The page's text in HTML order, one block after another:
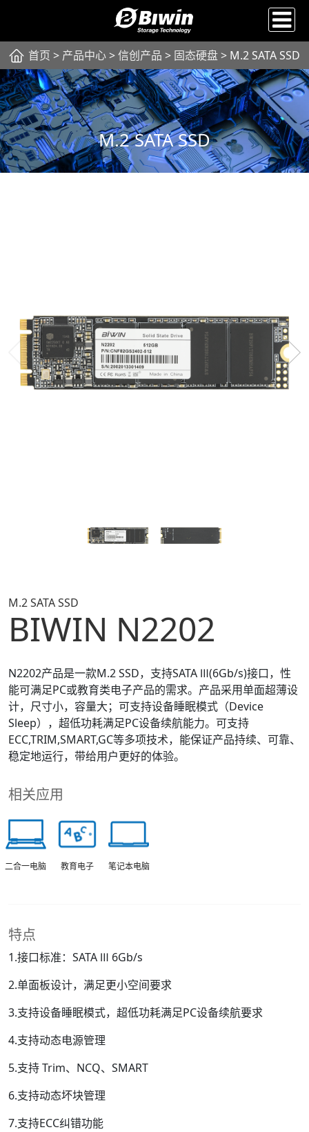
首页 > 产品中心>信创产品 > 固态硬盘> M.2 SATA SSD
M.2 SATA SSD
M.2 SATA SSD
BIWIN N2202
N2202产品是一款M.2 SSD，支持SATA Ⅲ(6Gb/s)接口，性
能可满足PC或教育类电子产品的需求。产品采用单面超薄设
计，尺寸小，容量大；可支持设备睡眠模式（Device
Sleep），超低功耗满足PC设备续航能力。可支持
ECC,TRIM,SMART,GC等多项技术，能保证产品持续、可靠、
稳定地运行，带给用户更好的体验。
相关应用
二合一电脑 教育电子 笔记本电脑
特点
1.接口标准：SATA Ⅲ 6Gb/s
2.单面板设计，满足更小空间要求
3.支持设备睡眠模式，超低功耗满足PC设备续航要求
4.支持动态电源管理
5.支持 Trim、NCQ、SMART
6.支持动态坏块管理
7.支持ECC纠错功能